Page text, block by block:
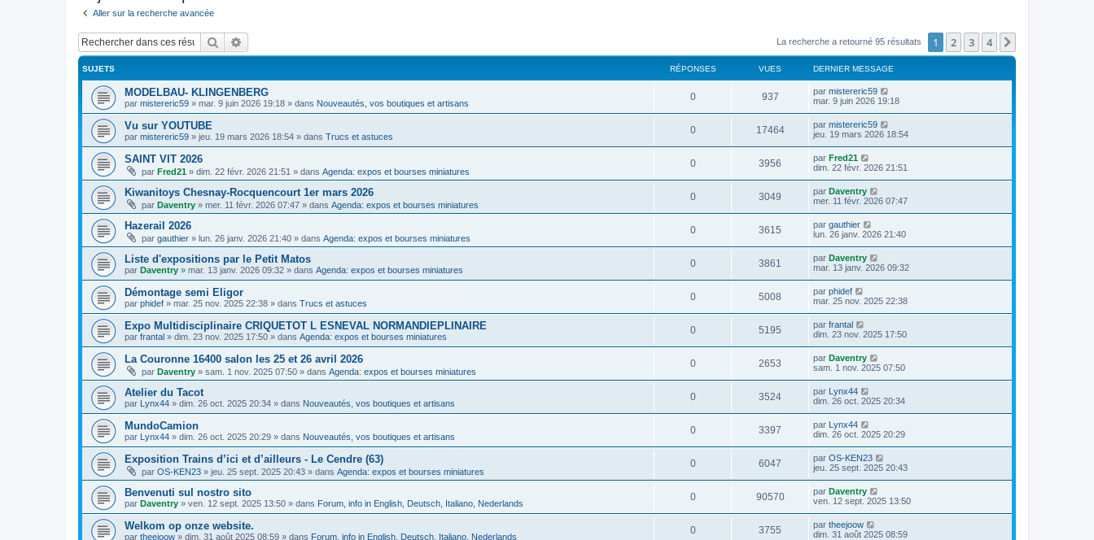
Aller sur la recherche avancée
Rechercher La recherche a retourné 95 résultats 1 2 3 4
SUJETS RÉPONSES VUES DERNIER MESSAGE
MODELBAU- KLINGENBERG
par mistereric59 » mar. 9 juin 2026 19:18 » dans Nouveautés, vos boutiques et artisans
0 937 par mistereric59
mar. 9 juin 2026 19:18
Vu sur YOUTUBE
par mistereric59 » jeu. 19 mars 2026 18:54 » dans Trucs et astuces
0 17464 par mistereric59
jeu. 19 mars 2026 18:54
SAINT VIT 2026
par Fred21 » dim. 22 févr. 2026 21:51 » dans Agenda: expos et bourses miniatures
0 3956 par Fred21
dim. 22 févr. 2026 21:51
Kiwanitoys Chesnay-Rocquencourt 1er mars 2026
par Daventry » mer. 11 févr. 2026 07:47 » dans Agenda: expos et bourses miniatures
0 3049 par Daventry
mer. 11 févr. 2026 07:47
Hazerail 2026
par gauthier » lun. 26 janv. 2026 21:40 » dans Agenda: expos et bourses miniatures
0 3615 par gauthier
lun. 26 janv. 2026 21:40
Liste d'expositions par le Petit Matos
par Daventry » mar. 13 janv. 2026 09:32 » dans Agenda: expos et bourses miniatures
0 3861 par Daventry
mar. 13 janv. 2026 09:32
Démontage semi Eligor
par phidef » mar. 25 nov. 2025 22:38 » dans Trucs et astuces
0 5008 par phidef
mar. 25 nov. 2025 22:38
Expo Multidisciplinaire CRIQUETOT L ESNEVAL NORMANDIEPLINAIRE
par frantal » dim. 23 nov. 2025 17:50 » dans Agenda: expos et bourses miniatures
0 5195 par frantal
dim. 23 nov. 2025 17:50
La Couronne 16400 salon les 25 et 26 avril 2026
par Daventry » sam. 1 nov. 2025 07:50 » dans Agenda: expos et bourses miniatures
0 2653 par Daventry
sam. 1 nov. 2025 07:50
Atelier du Tacot
par Lynx44 » dim. 26 oct. 2025 20:34 » dans Nouveautés, vos boutiques et artisans
0 3524 par Lynx44
dim. 26 oct. 2025 20:34
MundoCamion
par Lynx44 » dim. 26 oct. 2025 20:29 » dans Nouveautés, vos boutiques et artisans
0 3397 par Lynx44
dim. 26 oct. 2025 20:29
Exposition Trains d’ici et d’ailleurs - Le Cendre (63)
par OS-KEN23 » jeu. 25 sept. 2025 20:43 » dans Agenda: expos et bourses miniatures
0 6047 par OS-KEN23
jeu. 25 sept. 2025 20:43
Benvenuti sul nostro sito
par Daventry » ven. 12 sept. 2025 13:50 » dans Forum, info in English, Deutsch, Italiano, Nederlands
0 90570 par Daventry
ven. 12 sept. 2025 13:50
Welkom op onze website.
par theejoow » dim. 31 août 2025 08:59 » dans Forum, info in English, Deutsch, Italiano, Nederlands
0 3755 par theejoow
dim. 31 août 2025 08:59